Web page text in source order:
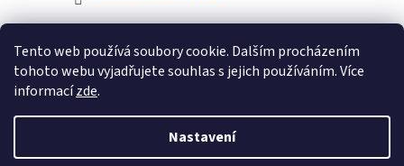
Tento web používá soubory cookie. Dalším procházením
tohoto webu vyjadřujete souhlas s jejich používáním. Více
informacízde.
Nastavení
Vytvořil Shoptet